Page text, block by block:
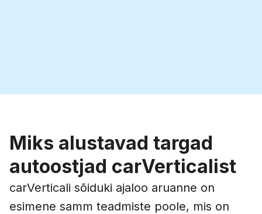
Miks alustavad targad
autoostjad carVerticalist
carVerticali sõiduki ajaloo aruanne on
esimene samm teadmiste poole, mis on